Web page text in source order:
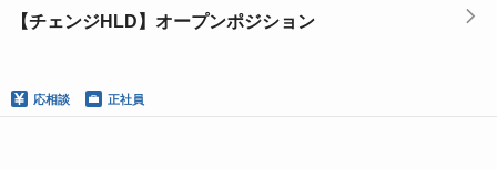
【チェンジHLD】オープンポジション
応相談 正社員